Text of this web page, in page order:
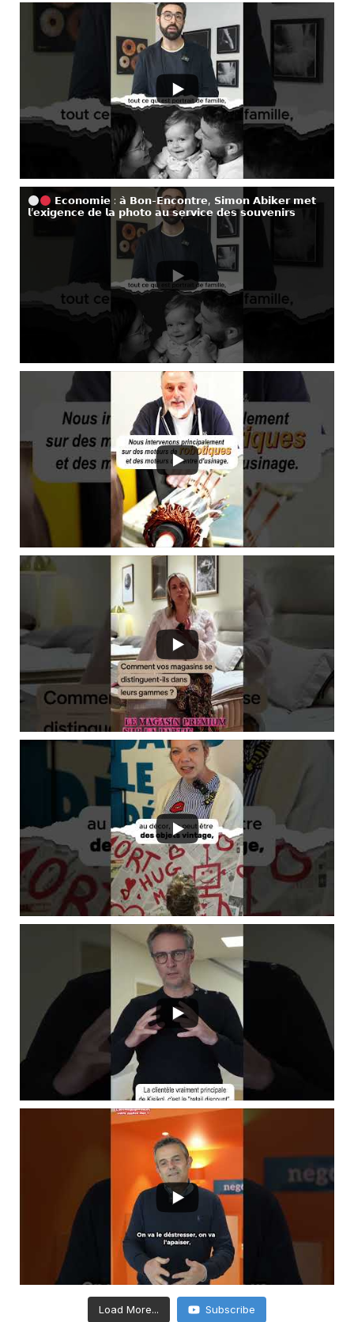
𝗘𝗰𝗼𝗻𝗼𝗺𝗶𝗲 : 𝗮̀ 𝗕𝗼𝗻-𝗘𝗻𝗰𝗼𝗻𝘁𝗿𝗲, 𝗦𝗶𝗺𝗼𝗻 𝗔𝗯𝗶𝗸𝗲𝗿 𝗺𝗲𝘁
𝗹’𝗲𝘅𝗶𝗴𝗲𝗻𝗰𝗲 𝗱𝗲 𝗹𝗮 𝗽𝗵𝗼𝘁𝗼 𝗮𝘂 𝘀𝗲𝗿𝘃𝗶𝗰𝗲 𝗱𝗲𝘀 𝘀𝗼𝘂𝘃𝗲𝗻𝗶𝗿𝘀
Load More... Subscribe